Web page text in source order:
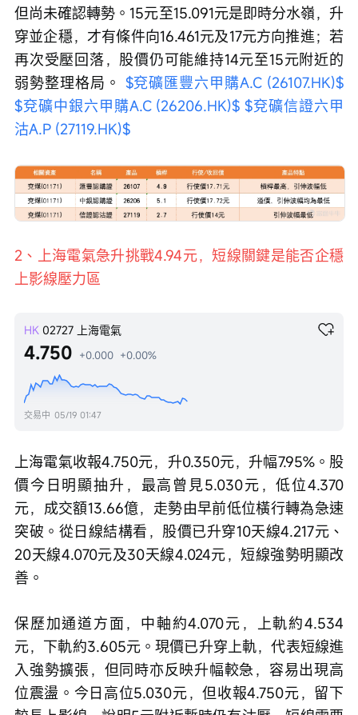
但尚未確認轉勢。15元至15.091元是即時分水嶺，升
穿並企穩，才有條件向16.461元及17元方向推進；若
再次受壓回落，股價仍可能維持14元至15元附近的
弱勢整理格局。 $兗礦匯豐六甲購A.C (26107.HK)$
$兗礦中銀六甲購A.C (26206.HK)$ $兗礦信證六甲
沽A.P (27119.HK)$
2、上海電氣急升挑戰4.94元，短線關鍵是能否企穩
上影線壓力區
HK 02727 上海電氣
4.750 +0.000 +0.00%
交易中 05/19 01:47
上海電氣收報4.750元，升0.350元，升幅7.95%。股
價今日明顯抽升，最高曾見5.030元，低位4.370
元，成交額13.66億，走勢由早前低位橫行轉為急速
突破。從日線結構看，股價已升穿10天線4.217元、
20天線4.070元及30天線4.024元，短線強勢明顯改
善。
保歷加通道方面，中軸約4.070元，上軌約4.534
元，下軌約3.605元。現價已升穿上軌，代表短線進
入強勢擴張，但同時亦反映升幅較急，容易出現高
位震盪。今日高位5.030元，但收報4.750元，留下